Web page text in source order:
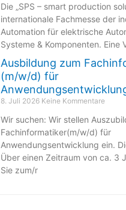
Die „SPS – smart production
internationale Fachmesse der
Automation für elektrische
Systeme & Komponenten. Eine
Ausbildung zum
(m/w/d) für
8. Juli 2026 Keine Kommentare
Wir suchen: Wir stellen
Fachinformatiker(m/w/d) für
Anwendungsentwicklung ein.
Über einen Zeitraum von ca. 3
Sie zum/r